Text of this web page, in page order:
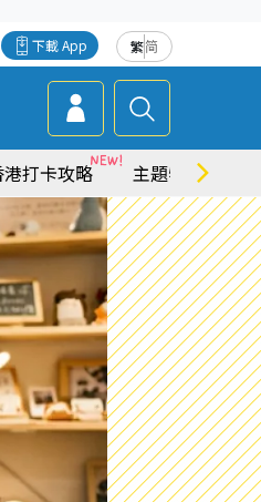
繁简
下載 App
港打卡攻略 主題特集